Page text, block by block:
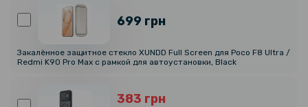
699 грн
Закалённое защитное стекло XUNDD Full Screen для Poco F8 Ultra /
Redmi K90 Pro Max с рамкой для автоустановки, Black
383 грн